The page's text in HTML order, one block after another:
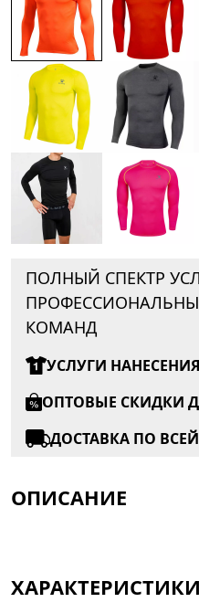
ПОЛНЫЙ СПЕКТР
КОМАНД
УСЛУГИ
ОПТОВЫЕ СКИДКИ
ДОСТАВКА ПО
ОПИСАНИЕ
ХАРАКТЕРИСТИКИ